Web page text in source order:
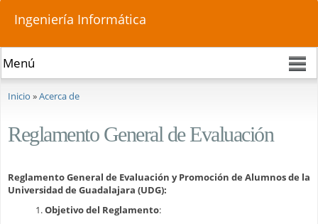
Ingeniería Informática
Inicio »Acerca de
Reglamento General de Evaluación
Reglamento General de Evaluación y Promoción de Alumnos de la
Universidad de Guadalajara (UDG):
Objetivo del Reglamento: